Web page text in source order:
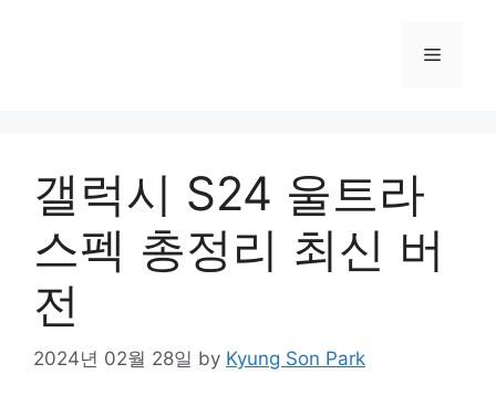
메
갤럭시 S24 울트라
스펙 총정리 최신 버
전
2024년 02월 28일 by Kyung Son Park